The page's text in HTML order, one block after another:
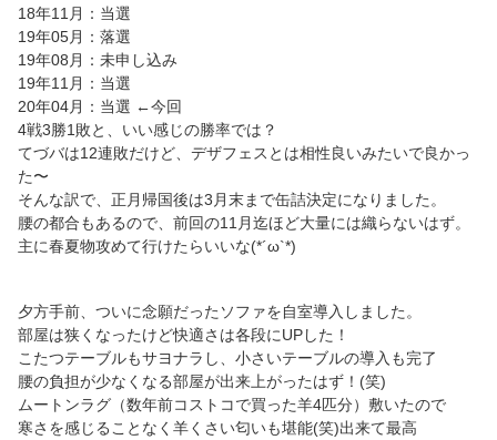
18年11月：当選
19年05月：落選
19年08月：未申し込み
19年11月：当選
20年04月：当選 ←今回
4戦3勝1敗と、いい感じの勝率では？
てづバは12連敗だけど、デザフェスとは相性良いみたいで良かっ
た〜
そんな訳で、正月帰国後は3月末まで缶詰決定になりました。
腰の都合もあるので、前回の11月迄ほど大量には織らないはず。
主に春夏物攻めて行けたらいいな(*´ω`*)
夕方手前、ついに念願だったソファを自室導入しました。
部屋は狭くなったけど快適さは各段にUPした！
こたつテーブルもサヨナラし、小さいテーブルの導入も完了
腰の負担が少なくなる部屋が出来上がったはず！(笑)
ムートンラグ（数年前コストコで買った羊4匹分）敷いたので
寒さを感じることなく羊くさい匂いも堪能(笑)出来て最高